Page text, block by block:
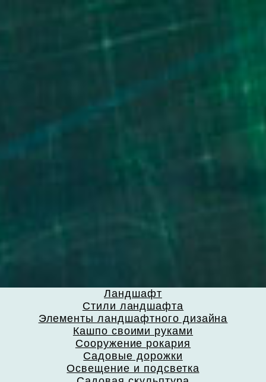
Ландшафт
Стили ландшафта
Элементы ландшафтного дизайна
Кашпо своими руками
Сооружение рокария
Садовые дорожки
Освещение и подсветка